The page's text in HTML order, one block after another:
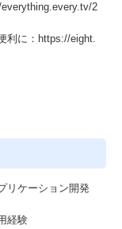
2
利に：https://eight.
リケーション開発
経験